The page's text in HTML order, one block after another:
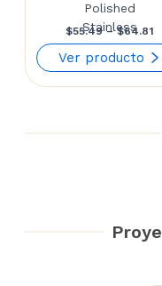
Polished
Stainless
$55.49 – $64.81
Ver producto